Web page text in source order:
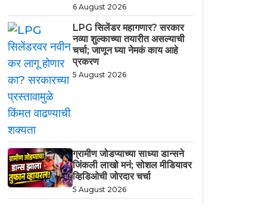
6 August 2026
LPG सिलेंडर महागणार? सरकार
नव्या शुल्काच्या तयारीत असल्याची
चर्चा; जाणून घ्या नेमकं काय आहे
प्रकरण
5 August 2026
ग्रामीण जोडप्याच्या साध्या डान्सने
जिंकली लाखो मनं; सोशल मीडियावर
व्हिडिओची जोरदार चर्चा
5 August 2026